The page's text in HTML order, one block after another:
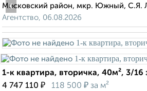
Московский район, мкр. Южный, С.Я.
Агентство, 06.08.2026
‹
1-к квартира, вторичка, 40м², 3/16
4 747 110 ₽ 118 500 ₽ за м²